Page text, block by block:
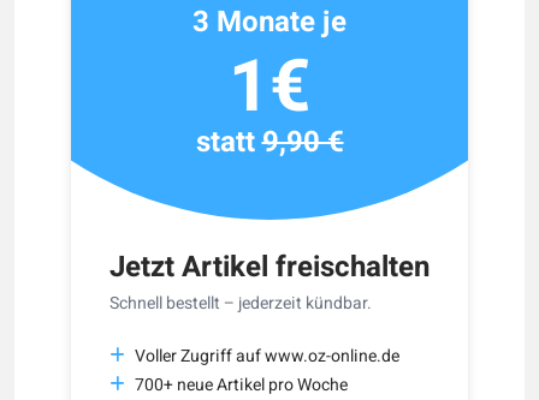
Jetzt Artikel freischalten
Schnell bestellt – jederzeit kündbar.
Voller Zugriff auf www.oz-online.de
700+ neue Artikel pro Woche
3 Monate je
1€
statt9,90 €